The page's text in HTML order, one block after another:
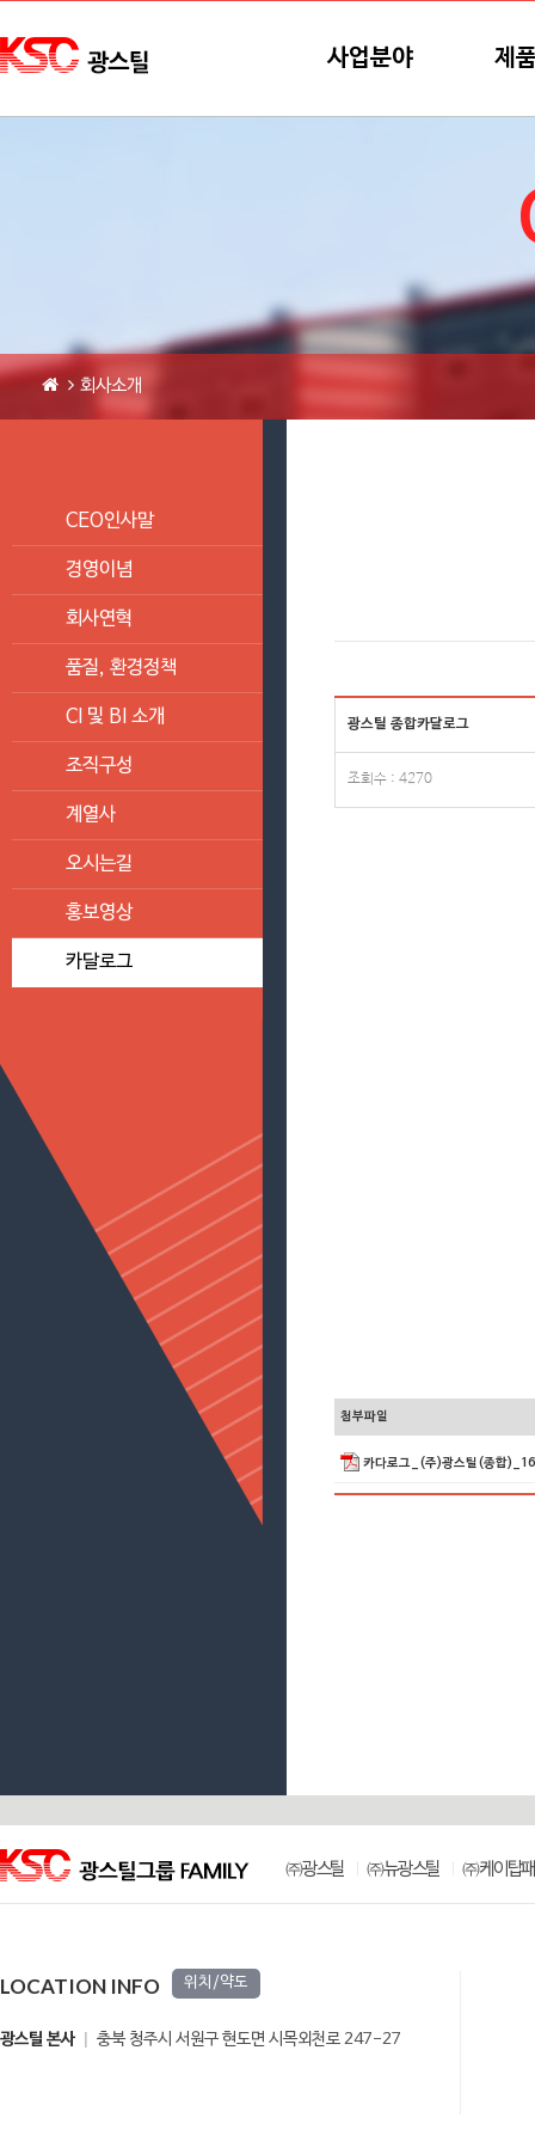
메뉴바로가기
사업분야 제
CEO인사말
경영이념
회사연혁
품질, 환경정책
CI 및 BI 소개
조직구성
계열사
오시는길
홍보영상
카달로그
회사소개
광스틸 종합카달로그
조회수 : 4270
첨부파일
카다로그_(주)광스틸(종합
㈜광스틸 ㈜뉴광스틸 ㈜케이탑
LOCATION INFO 위치/약도
광스틸 본사 충북 청주시 서원구 현도면 시목외천로 247-27